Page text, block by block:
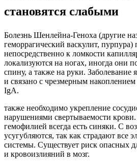
становятся слабыми
Болезнь Шенлейна-Геноха (другие
геморрагический васкулит, пурпура)
непосредственно к ломкости
локализуются на ногах, иногда они
спину, а также на руки. Заболевание
и связано с чрезмерным
IgA.
также необходимо укрепление
нарушениями свертываемости
гемофилией всегда есть синяки. С
усугубляются, так как страдают все
системы. Существует риск опасных
и кровоизлияний в мозг.